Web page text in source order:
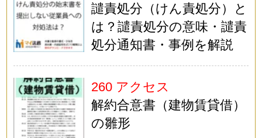
譴責処分（けん責処分）と
は？譴責処分の意味・譴責
処分通知書・事例を解説
260 アクセス
解約合意書（建物賃貸借）
の雛形